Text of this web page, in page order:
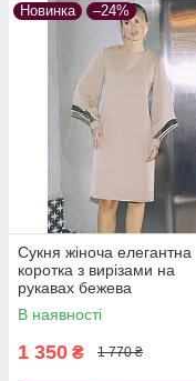
Новинка –24%
Сукня жіноча елегантна
коротка з вирізами на
рукавах бежева
В наявності
1 350 ₴ 1 770 ₴